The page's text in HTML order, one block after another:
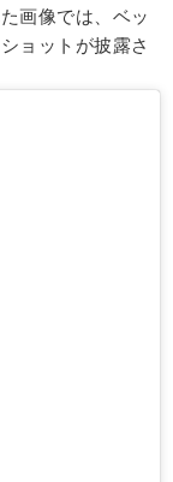
画像では、ベッ
ョットが披露さ